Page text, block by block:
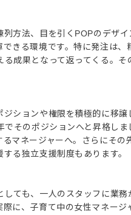
方法、目を引くPOPのデザイ
きる環境です。特に発注は、
成果となって返ってくる。そ
ションや権限を積極的に移譲
そのポジションへと昇格しま
マネージャーへ。さらにその
る独立支援制度もあります。
ても、一人のスタッフに業務
に、子育て中の女性マネージ